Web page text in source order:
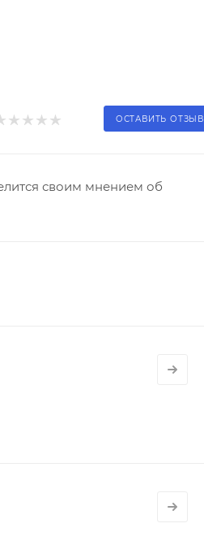
ОСТАВИТЬ ОТЗЫВ
своим мнением об